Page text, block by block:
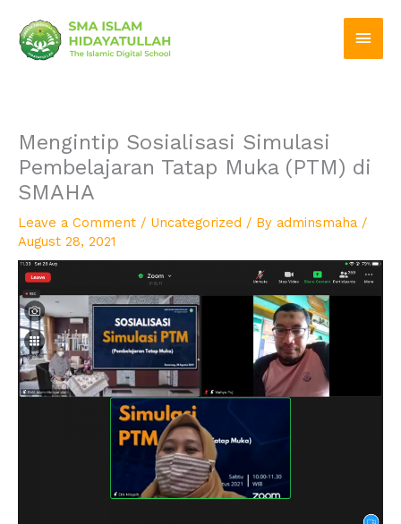
content
Main
Mengintip Sosialisasi Simulasi
Pembelajaran Tatap Muka (PTM) di
SMAHA
Leave a Comment / Uncategorized / By adminsmaha /
August 28, 2021